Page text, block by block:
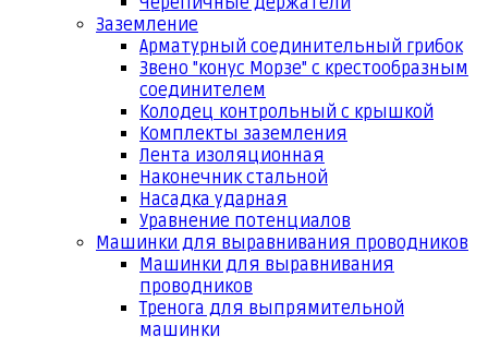
Заземление
Арматурный соединительный грибок
Звено "конус Морзе" с крестообразным
соединителем
Колодец контрольный с крышкой
Комплекты заземления
Лента изоляционная
Наконечник стальной
Насадка ударная
Уравнение потенциалов
Машинки для выравнивания проводников
Машинки для выравнивания
проводников
Тренога для выпрямительной
машинки